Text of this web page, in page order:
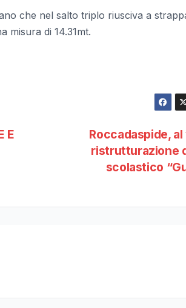
che nel salto triplo riusciva a
misura di 14.31mt.
Roccadaspide,
ristrutturazione
scolastico
E